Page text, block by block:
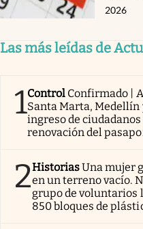
2026
Las más leídas de
1Control Confirmado |
Santa Marta, Medellín
ingreso de
renovación del
2HistoriasUna mujer
en un terreno vacío.
grupo de voluntarios
850 bloques de